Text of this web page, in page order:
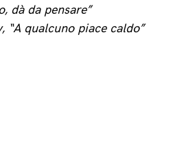
dà da pensare”
“A qualcuno piace caldo”